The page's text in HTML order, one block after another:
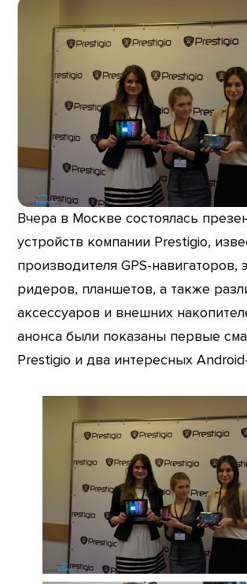
Вчера в Москве состоялась
устройств компании Prestigio,
производителя GPS-навигаторов,
ридеров, планшетов, а также
аксессуаров и внешних
анонса были показаны первые
Prestigio и два интересных